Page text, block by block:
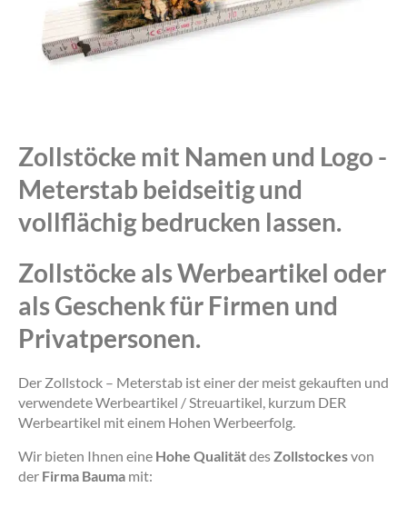
Zollstöcke mit Namen und Logo -
Meterstab beidseitig und
vollflächig bedrucken lassen.
Zollstöcke als Werbeartikel oder
als Geschenk für Firmen und
Privatpersonen.
Der Zollstock – Meterstab ist einer der meist gekauften und
verwendete Werbeartikel / Streuartikel, kurzum DER
Werbeartikel mit einem Hohen Werbeerfolg.
Wir bieten Ihnen eine Hohe Qualitätdes Zollstockesvon
der Firma Bauma mit: